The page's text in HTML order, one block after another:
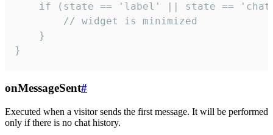
if (state == 'label' || state ==
        // widget is minimized
    }
}
onMessageSent#
Executed when a visitor sends the first message. It will be performed
only if there is no chat history.